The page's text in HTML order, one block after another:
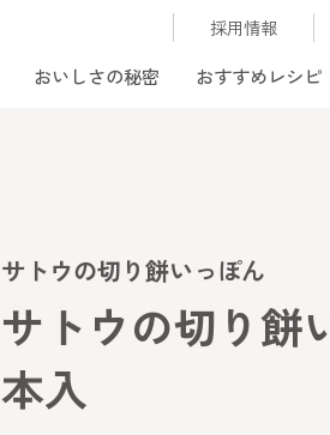
採用情報
おいしさの秘密 おすすめレシピ
サトウの切り餅いっぽん
サトウの切り
本入